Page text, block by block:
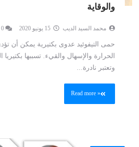
والوقاية
محمد السيد الديب 0
حمى التيفوئيد عدوى بكتيرية يمكن أن
الحرارة والإسهال والقيء. تسببها بكتيريا
وتعتبر نادرة...
Read more »